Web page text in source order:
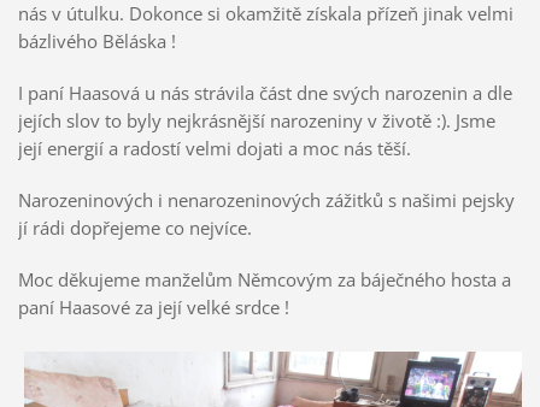
nás v útulku. Dokonce si okamžitě získala přízeň jinak velmi
bázlivého Běláska !
I paní Haasová u nás strávila část dne svých narozenin a dle
jejích slov to byly nejkrásnější narozeniny v životě :). Jsme
její energií a radostí velmi dojati a moc nás těší.
Narozeninových i nenarozeninových zážitků s našimi pejsky
jí rádi dopřejeme co nejvíce.
Moc děkujeme manželům Němcovým za báječného hosta a
paní Haasové za její velké srdce !